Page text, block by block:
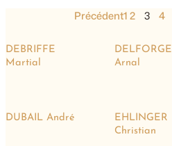
Précédent12 3 4
DEBRIFFE
Martial
DELFORGE
Arnal
DUBAIL André
EHLINGER
Christian